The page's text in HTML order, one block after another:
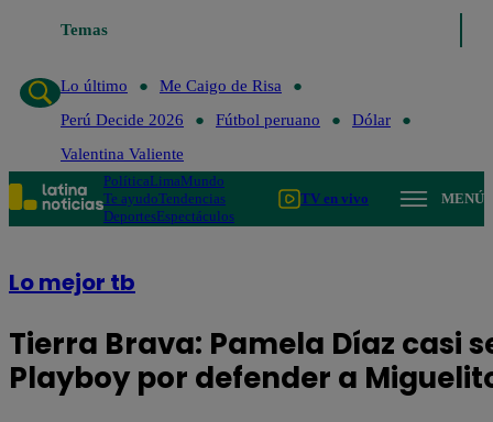
Temas
Lo último
Me Caigo de Risa
Perú Decide 2026
Fútbol peruano
Dólar
Valentina Valiente
PolíticaLimaMundo
Te ayudoTendencias
DeportesEspectáculos
TV en vivo MENÚ
Lo mejor tb
Tierra Brava: Pamela Díaz casi
Playboy por defender a